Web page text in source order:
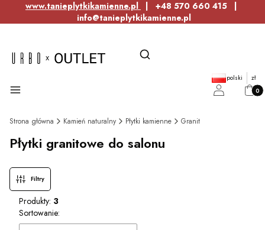
www.tanieplytkikamienne.pl
| +48 570 660 415 |
info@tanieplytkikamienne.pl
Otwórz wyszukiwarkę
Szukaj
polski
zł
Menu
Zaloguj się
Strona główna Kamień naturalny Płytki kamienne Granit
Płytki granitowe do salonu
Filtry
Produkty: 3
Lista produktów
Sortowanie: